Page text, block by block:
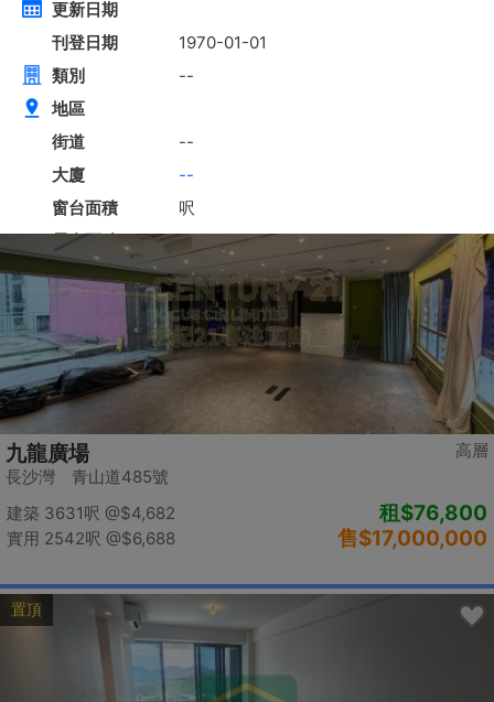
[屋苑式]下覆式,連花園車位
元朗 錦上路
建築 1400呎
實用 1400呎
高層
九龍廣場
長沙灣 青山道485號
建築 3631呎 @$4,682
實用 2542呎 @$6,688
租$76,800
售$17,000,000
置頂